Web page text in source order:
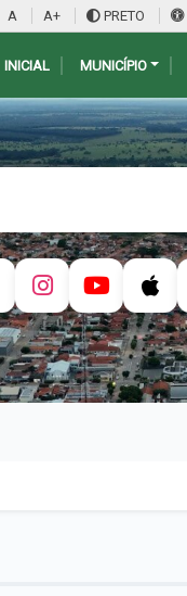
A A+ PRETO
INICIAL MUNICÍPIO